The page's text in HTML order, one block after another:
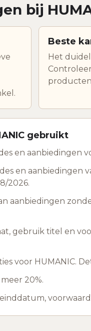
bij
Beste
Het
gebruikt
en aanbiedingen
en
2026.
aanbiedingen
gebruik titel en
voor HUMANIC.
20%.